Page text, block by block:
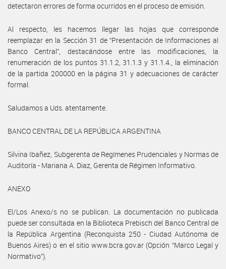
detectaron errores de forma ocurridos en el proceso de emisión.
Al respecto, les hacemos llegar las hojas que corresponde
reemplazar en la Sección 31 de “Presentación de Informaciones al
Banco Central”, destacándose entre las modificaciones, la
renumeración de los puntos 31.1.2, 31.1.3 y 31.1.4., la eliminación
de la partida 200000 en la página 31 y adecuaciones de carácter
formal.
Saludamos a Uds. atentamente.
BANCO CENTRAL DE LA REPÚBLICA ARGENTINA
Silvina Ibañez, Subgerenta de Regímenes Prudenciales y Normas de
Auditoría - Mariana A. Diaz, Gerenta de Régimen Informativo.
ANEXO
El/Los Anexo/s no se publican. La documentación no publicada
puede ser consultada en la Biblioteca Prebisch del Banco Central de
la República Argentina (Reconquista 250 - Ciudad Autónoma de
Buenos Aires) o en el sitio www.bcra.gov.ar (Opción “Marco Legal y
Normativo”).